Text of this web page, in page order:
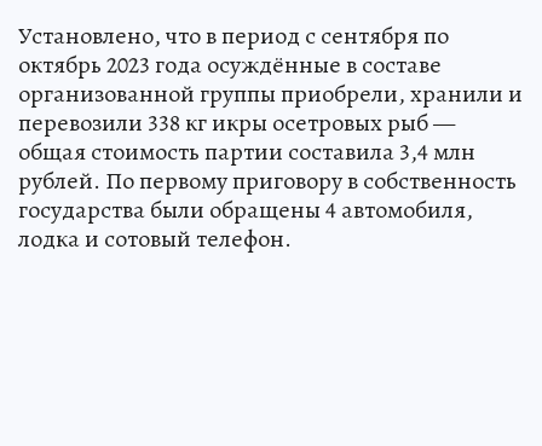
Установлено, что в период с сентября по
октябрь 2023 года осуждённые в составе
организованной группы приобрели, хранили и
перевозили 338 кг икры осетровых рыб —
общая стоимость партии составила 3,4 млн
рублей. По первому приговору в собственность
государства были обращены 4 автомобиля,
лодка и сотовый телефон.